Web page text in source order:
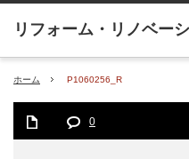
ホーム P1060256_R
0